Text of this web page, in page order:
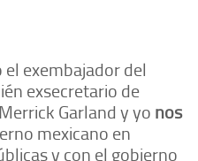
exembajador del
exsecretario de
Garland y yo nos
mexicano en
y con el gobierno